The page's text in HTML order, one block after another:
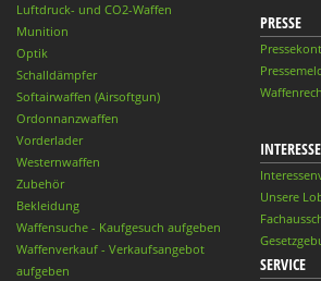
Luftdruck- und CO2-Waffen
Munition
Optik
Schalldämpfer
Softairwaffen (Airsoftgun)
Ordonnanzwaffen
Vorderlader
Westernwaffen
Zubehör
Bekleidung
Waffensuche - Kaufgesuch aufgeben
Waffenverkauf - Verkaufsangebot
aufgeben
PRESSE
Unsere
SERVICE